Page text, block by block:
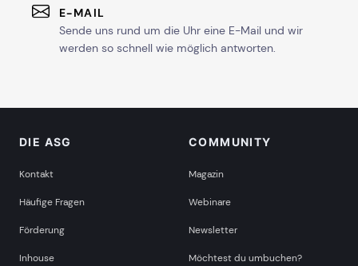
E-MAIL
Sende uns rund um die Uhr eine E-Mail und wir
werden so schnell wie möglich antworten.
DIE ASG
Kontakt
Häufige Fragen
Förderung
Inhouse
COMMUNITY
Magazin
Webinare
Newsletter
Möchtest du umbuchen?